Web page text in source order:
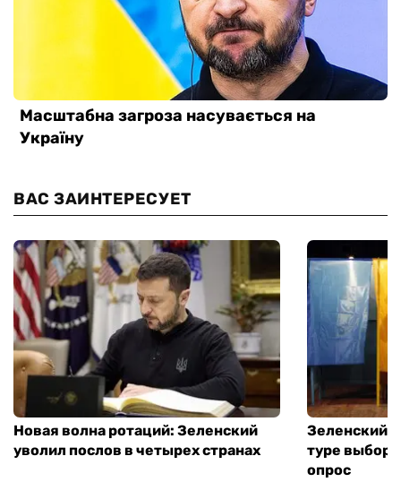
ВАС ЗАИНТЕРЕСУЕТ
Новая волна ротаций: Зеленский
уволил послов в четырех странах
Зеленский
туре
опрос